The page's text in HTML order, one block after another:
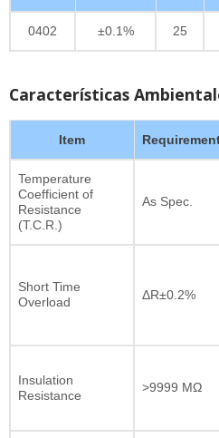
0402 ±0.1% 25
Características
Item
Temperature
Coefficient of
Resistance
(T.C.R.)
As Spec.
Short Time
Overload
ΔR±0.2%
Insulation
Resistance
>9999 MΩ